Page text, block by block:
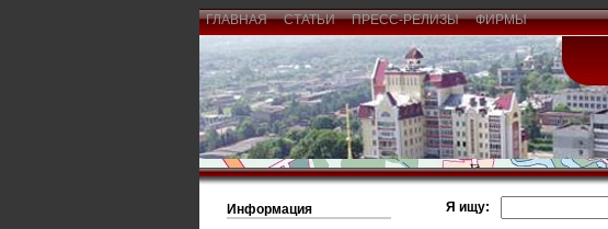
ГЛАВНАЯ СТАТЬИ ПРЕСС-РЕЛИЗЫ ФИРМЫ
Информация
Я ищу: